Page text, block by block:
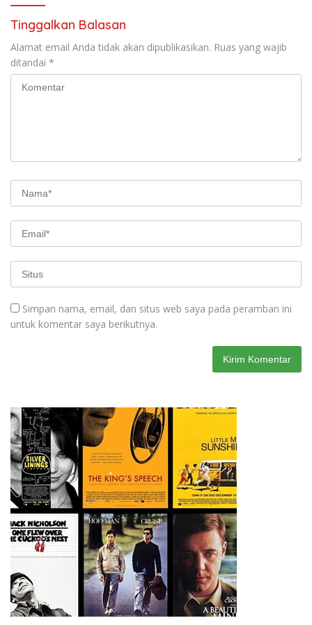
Tinggalkan Balasan
Alamat email Anda tidak akan dipublikasikan. Ruas yang wajib
ditandai *
Simpan nama, email, dan situs web saya pada peramban ini
untuk komentar saya berikutnya.